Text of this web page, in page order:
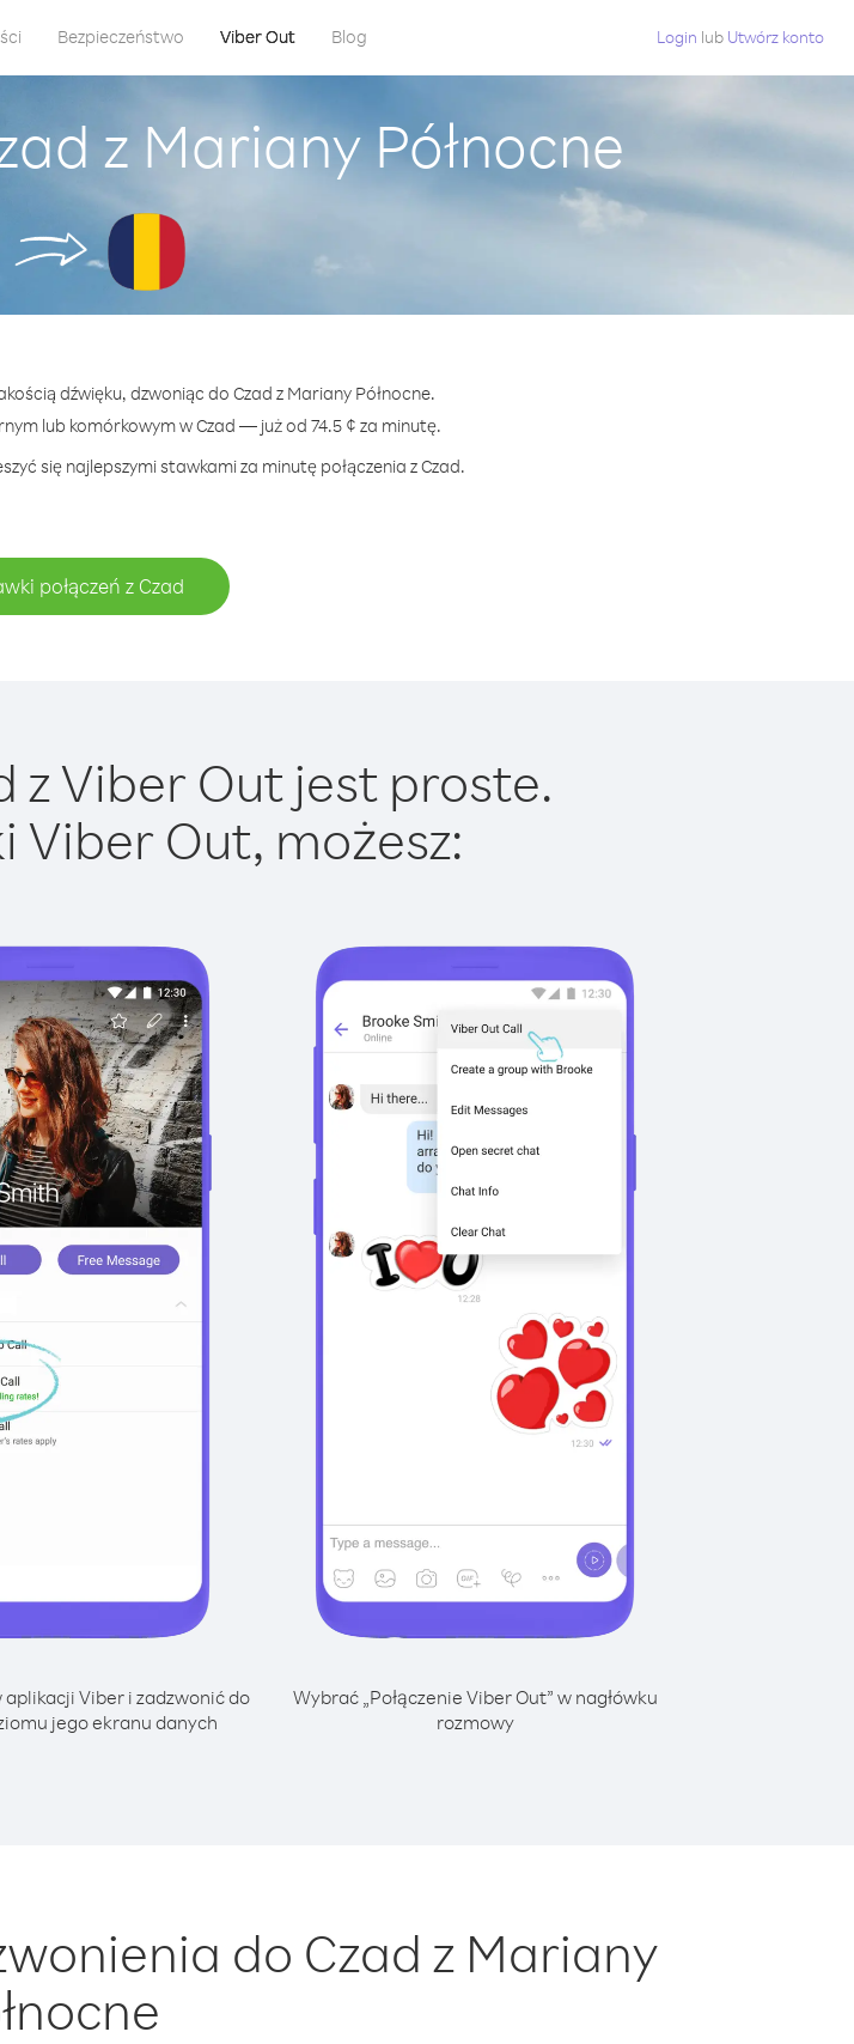
Bezpieczeństwo Viber Out Blog Login lub Utwórz konto
z Mariany Północne
dźwięku, dzwoniąc do Czad z Mariany Północne.
lub komórkowym w Czad — już od 74.5 ¢ za minutę.
się najlepszymi stawkami za minutę połączenia z Czad.
połączeń z Czad
z Viber Out jest proste.
Viber Out, możesz:
Viber i zadzwonić do
jego ekranu danych
Wybrać „Połączenie Viber Out” w nagłówku
rozmowy
do Czad z Mariany